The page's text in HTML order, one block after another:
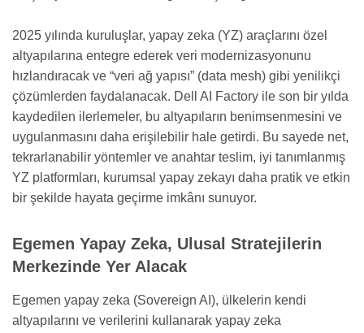
2025 yılında kuruluşlar, yapay zeka (YZ) araçlarını özel
altyapılarına entegre ederek veri modernizasyonunu
hızlandıracak ve “veri ağ yapısı” (data mesh) gibi yenilikçi
çözümlerden faydalanacak. Dell AI Factory ile son bir yılda
kaydedilen ilerlemeler, bu altyapıların benimsenmesini ve
uygulanmasını daha erişilebilir hale getirdi. Bu sayede net,
tekrarlanabilir yöntemler ve anahtar teslim, iyi tanımlanmış
YZ platformları, kurumsal yapay zekayı daha pratik ve etkin
bir şekilde hayata geçirme imkânı sunuyor.
Egemen Yapay Zeka, Ulusal Stratejilerin
Merkezinde Yer Alacak
Egemen yapay zeka (Sovereign AI), ülkelerin kendi
altyapılarını ve verilerini kullanarak yapay zeka